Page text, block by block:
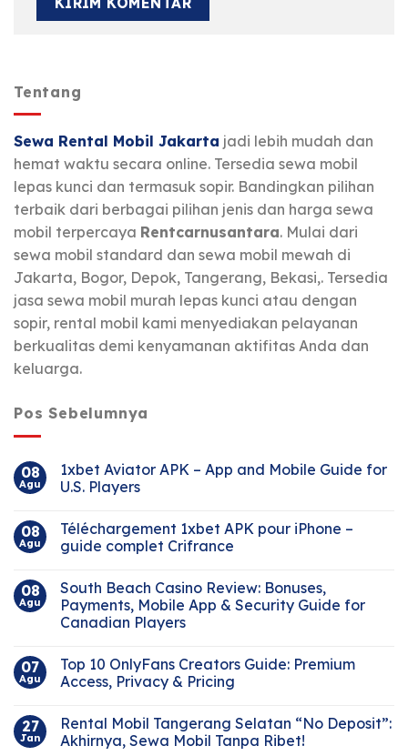
Tentang
Sewa Rental Mobil Jakarta jadi lebih mudah dan
hemat waktu secara online. Tersedia sewa mobil
lepas kunci dan termasuk sopir. Bandingkan pilihan
terbaik dari berbagai pilihan jenis dan harga sewa
mobil terpercaya Rentcarnusantara. Mulai dari
sewa mobil standard dan sewa mobil mewah di
Jakarta, Bogor, Depok, Tangerang, Bekasi,. Tersedia
jasa sewa mobil murah lepas kunci atau dengan
sopir, rental mobil kami menyediakan pelayanan
berkualitas demi kenyamanan aktifitas Anda dan
keluarga.
Pos Sebelumnya
08
Agu
1xbet Aviator APK – App and Mobile Guide for
U.S. Players
08
Agu
Téléchargement 1xbet APK pour iPhone –
guide complet Crifrance
08
Agu
South Beach Casino Review: Bonuses,
Payments, Mobile App & Security Guide for
Canadian Players
07
Agu
Top 10 OnlyFans Creators Guide: Premium
Access, Privacy & Pricing
27
Jan
Rental Mobil Tangerang Selatan “No Deposit”:
Akhirnya, Sewa Mobil Tanpa Ribet!